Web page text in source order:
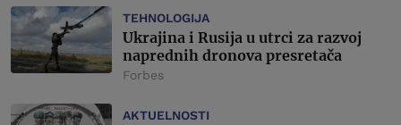
TEHNOLOGIJA
Ukrajina i Rusija u utrci za razvoj
naprednih dronova presretača
Forbes
AKTUELNOSTI